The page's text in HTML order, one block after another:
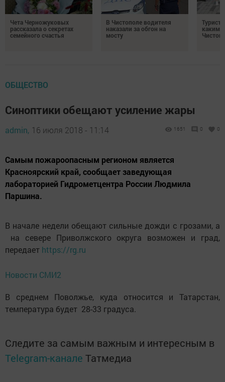
Чета Черножуковых
рассказала о секретах
семейного счастья
В Чистополе водителя
наказали за обгон на
мосту
каким
ОБЩЕСТВО
Синоптики обещают усиление жары
admin, 16 июля 2018 - 11:14 1651 0 0
Самым пожароопасным регионом является
Красноярский край, сообщает заведующая
лабораторией Гидрометцентра России Людмила
Паршина.
В начале недели обещают сильные дожди с грозами, а
на севере Приволжского округа возможен и град,
передает https://rg.ru
Новости СМИ2
В среднем Поволжье, куда относится и Татарстан,
температура будет 28-33 градуса.
Следите за самым важным и интересным в
Telegram-канале Татмедиа